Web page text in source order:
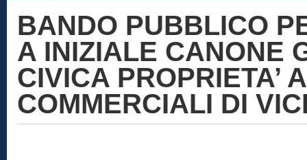
BANDO PUBBLICO
A INIZIALE CANONE
CIVICA PROPRIETA’
COMMERCIALI DI